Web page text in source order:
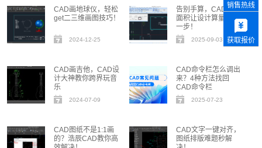
CAD画地球仪，轻松
get二三维画图技巧！
2024-12-25
告别手算，CAD动态
面积让设计算量快人
一步！
2025-09-03
CAD画吉他，CAD设
计大神教你跨界玩音
乐
2024-07-09
CAD命令栏怎么调出
来？4种方法找回
CAD命令栏
2025-07-23
CAD图纸不是1:1画
的？浩辰CAD教你高
CAD文字一键对齐，
图纸排版难题秒解
销售热线
获取报价